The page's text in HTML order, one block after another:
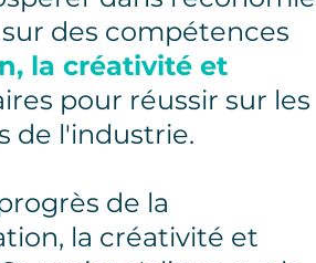
des compétences
la créativité et
pour réussir sur les
de l'industrie.
de la
la créativité et